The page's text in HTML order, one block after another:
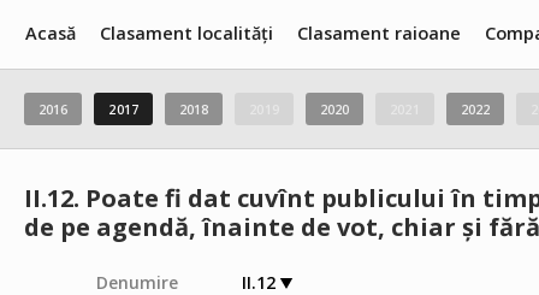
Acasă Clasament localități Clasament raioane
2016 2017 2018 2020 2022
II.12. Poate fi dat cuvînt publicului în
de pe agendă, înainte de vot, chiar și
Denumire II.12